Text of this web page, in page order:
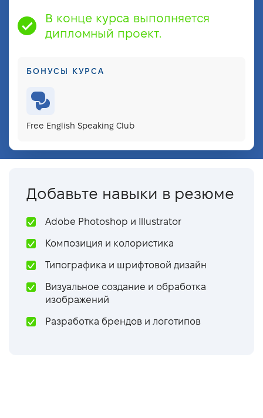
Разработка и презентация брендбука и
В конце курса выполняется
дипломный проект.
БОНУСЫ КУРСА
Free English Speaking Club
Добавьте навыки в резюме
Adobe Photoshop и Illustrator
Композиция и колористика
Типографика и шрифтовой дизайн
Визуальное создание и обработка
изображений
Разработка брендов и логотипов